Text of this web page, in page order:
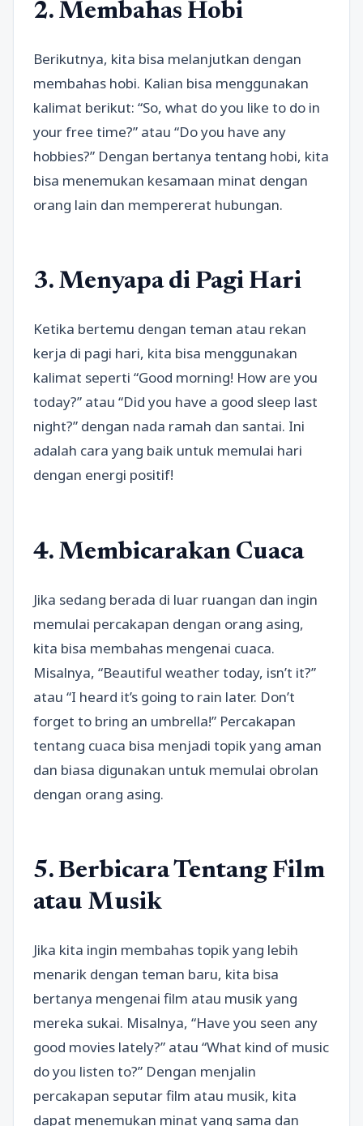
2. Membahas Hobi
Berikutnya, kita bisa melanjutkan dengan
membahas hobi. Kalian bisa menggunakan
kalimat berikut: “So, what do you like to do in
your free time?” atau “Do you have any
hobbies?” Dengan bertanya tentang hobi, kita
bisa menemukan kesamaan minat dengan
orang lain dan mempererat hubungan.
3. Menyapa di Pagi Hari
Ketika bertemu dengan teman atau rekan
kerja di pagi hari, kita bisa menggunakan
kalimat seperti “Good morning! How are you
today?” atau “Did you have a good sleep last
night?” dengan nada ramah dan santai. Ini
adalah cara yang baik untuk memulai hari
dengan energi positif!
4. Membicarakan Cuaca
Jika sedang berada di luar ruangan dan ingin
memulai percakapan dengan orang asing,
kita bisa membahas mengenai cuaca.
Misalnya, “Beautiful weather today, isn’t it?”
atau “I heard it’s going to rain later. Don’t
forget to bring an umbrella!” Percakapan
tentang cuaca bisa menjadi topik yang aman
dan biasa digunakan untuk memulai obrolan
dengan orang asing.
5. Berbicara Tentang Film
atau Musik
Jika kita ingin membahas topik yang lebih
menarik dengan teman baru, kita bisa
bertanya mengenai film atau musik yang
mereka sukai. Misalnya, “Have you seen any
good movies lately?” atau “What kind of music
do you listen to?” Dengan menjalin
percakapan seputar film atau musik, kita
dapat menemukan minat yang sama dan